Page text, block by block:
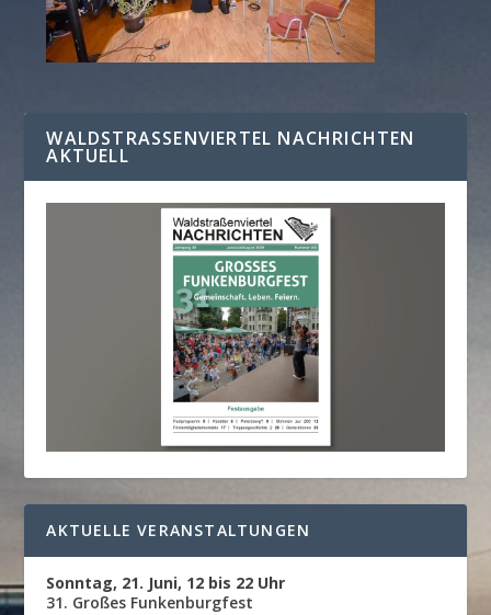
WALDSTRASSENVIERTEL NACHRICHTEN A
KTUELL
AKTUELLE VERANSTALTUNGEN
Sonntag, 21. Juni, 12 bis 22 Uhr
31. Großes Funkenburgfest